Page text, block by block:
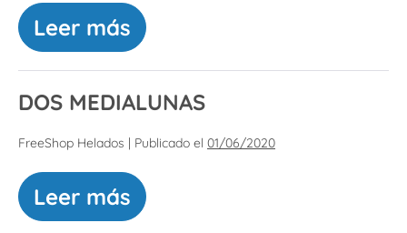
Leer más
DOS MEDIALUNAS
FreeShop Helados Publicado el 01/06/2020
Leer más